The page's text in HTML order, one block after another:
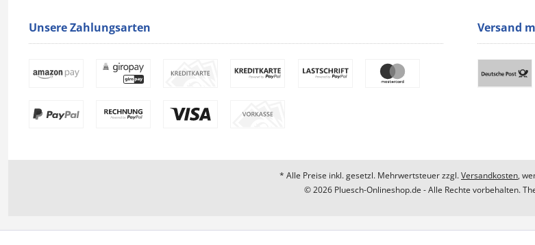
Unsere Zahlungsarten Versand
* Alle Preise inkl. gesetzl. Mehrwertsteuer zzgl.Versandkosten,
© 2026 Pluesch-Onlineshop.de - Alle Rechte vorbehalten.